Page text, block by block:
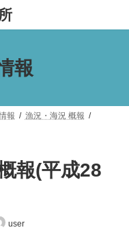
報
報
漁況・海況 概報
報(平成28
user